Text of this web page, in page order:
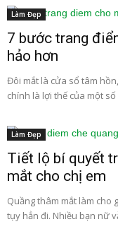
Làm Đẹp
7 bước trang
hảo hơn
Đôi mắt là cửa sổ tâm
chính là lợi thế của một
Làm Đẹp
Tiết lộ bí quyết
mắt cho chị em
Quầng thâm mắt làm cho
tụy hẳn đi. Nhiều bạn nữ